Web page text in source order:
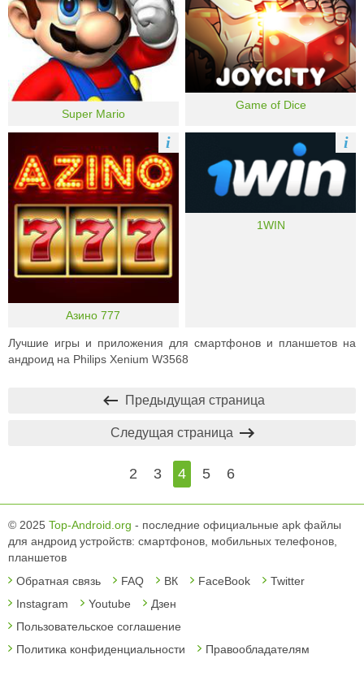
Super Mario
Game of Dice
Азино 777
i
1WIN
i
Лучшие игры и приложения для смартфонов и планшетов на
андроид на Philips Xenium W3568
Предыдущая страница
2 3 4 5 6
Следущая страница
© 2025 Top-Android.org - последние официальные apk файлы
для андроид устройств: смартфонов, мобильных телефонов,
планшетов
Обратная связь
FAQ ВК FaceBook
Twitter
Instagram
Youtube
Дзен
Пользовательское соглашение
Политика конфиденциальности
Правообладателям